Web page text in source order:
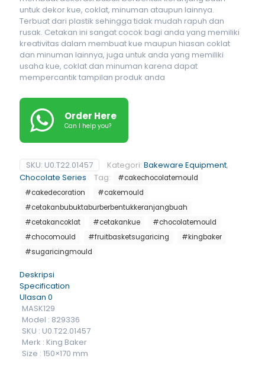
untuk dekor kue, coklat, minuman ataupun lainnya.
Terbuat dari plastik sehingga tidak mudah rapuh dan
rusak. Cetakan ini sangat cocok bagi anda yang memiliki
kreativitas dalam membuat kue maupun hiasan coklat
dan minuman lainnya, juga untuk anda yang memiliki
usaha kue, coklat dan minuman karena dapat
mempercantik tampilan produk anda
Order Here
Can I help you?
SKU: U0.T22.01457 Kategori: Bakeware Equipment,
Chocolate Series
Tag:
#cakechocolatemould
#cakedecoration
#cakemould
#cetakanbubuktaburberbentukkeranjangbuah
#cetakancoklat
#cetakankue
#chocolatemould
#chocomould
#fruitbasketsugaricing
#kingbaker
#sugaricingmould
Deskripsi
Specification
Ulasan 0
MASK129
Model : 829336
SKU : U0.T22.01457
Merk : King Baker
Size : 150×170 mm